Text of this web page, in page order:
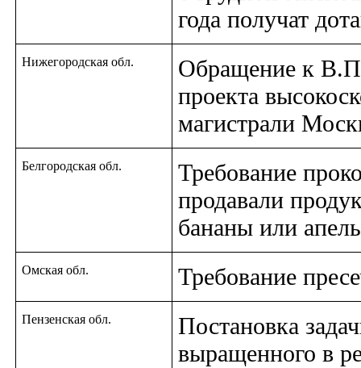
года получат
Нижегородская обл.
Обращение к
проекта
магистрали
Белгородская обл.
Требование
продавали
бананы или
Омская обл. Требование
Пензенская обл.
Постановка
выращенного в